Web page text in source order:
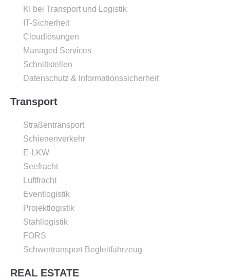
KI bei Transport und Logistik
IT-Sicherheit
Cloudlösungen
Managed Services
Schnittstellen
Datenschutz & Informationssicherheit
Transport
Straßentransport
Schienenverkehr
E-LKW
Seefracht
Luftfracht
Eventlogistik
Projektlogistik
Stahllogistik
FORS
Schwertransport Begleitfahrzeug
REAL ESTATE